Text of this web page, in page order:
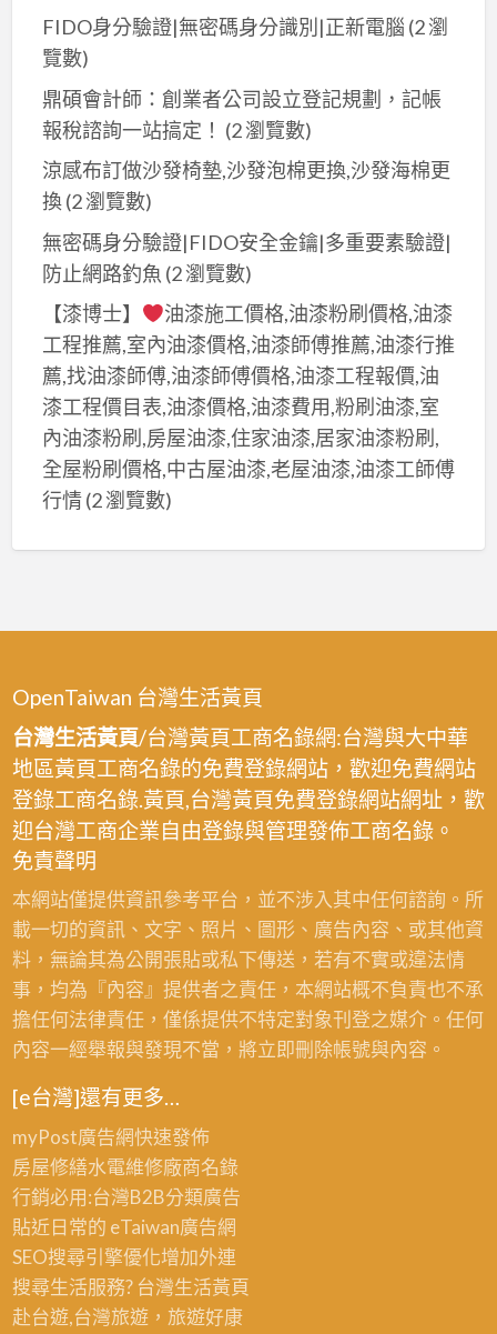
FIDO身分驗證|無密碼身分識別|正新電腦 (2 瀏
覽數)
鼎碩會計師：創業者公司設立登記規劃，記帳
報稅諮詢一站搞定！ (2 瀏覽數)
涼感布訂做沙發椅墊,沙發泡棉更換,沙發海棉更
換(2 瀏覽數)
無密碼身分驗證|FIDO安全金鑰|多重要素驗證|
防止網路釣魚 (2 瀏覽數)
【漆博士】
油漆施工價格,油漆粉刷價格,油漆
工程推薦,室內油漆價格,油漆師傅推薦,油漆行推
薦,找油漆師傅,油漆師傅價格,油漆工程報價,油
漆工程價目表,油漆價格,油漆費用,粉刷油漆,室
內油漆粉刷,房屋油漆,住家油漆,居家油漆粉刷,
全屋粉刷價格,中古屋油漆,老屋油漆,油漆工師傅
行情(2 瀏覽數)
OpenTaiwan 台灣生活黃頁
台灣生活黃頁/台灣黃頁工商名錄網:台灣與大中華
地區黃頁工商名錄的免費登錄網站，歡迎免費網站
登錄工商名錄.黃頁,台灣黃頁免費登錄網站網址，歡
迎台灣工商企業自由登錄與管理發佈工商名錄。
免責聲明
本網站僅提供資訊參考平台，並不涉入其中任何諮詢。所
載一切的資訊、文字、照片、圖形、廣告內容、或其他資
料，無論其為公開張貼或私下傳送，若有不實或違法情
事，均為『內容』提供者之責任，本網站概不負責也不承
擔任何法律責任，僅係提供不特定對象刊登之媒介。任何
內容一經舉報與發現不當，將立即刪除帳號與內容。
[e台灣]還有更多…
myPost廣告網快速發佈
房屋修繕水電維修廠商名錄
行銷必用:台灣B2B分類廣告
貼近日常的 eTaiwan廣告網
SEO搜尋引擎優化增加外連
搜尋生活服務? 台灣生活黃頁
赴台遊,台灣旅遊，旅遊好康